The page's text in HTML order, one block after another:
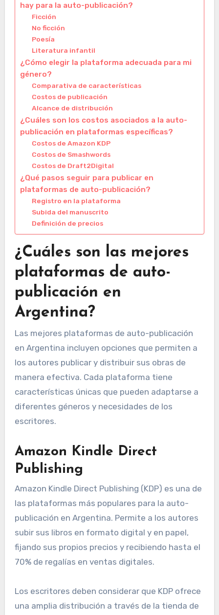
hay para la auto-publicación?
Ficción
No ficción
Poesía
Literatura infantil
¿Cómo elegir la plataforma adecuada para mi
género?
Comparativa de características
Costos de publicación
Alcance de distribución
¿Cuáles son los costos asociados a la auto-
publicación en plataformas específicas?
Costos de Amazon KDP
Costos de Smashwords
Costos de Draft2Digital
¿Qué pasos seguir para publicar en
plataformas de auto-publicación?
Registro en la plataforma
Subida del manuscrito
Definición de precios
¿Cuáles son las mejores
plataformas de auto-
publicación en
Argentina?
Las mejores plataformas de auto-publicación
en Argentina incluyen opciones que permiten a
los autores publicar y distribuir sus obras de
manera efectiva. Cada plataforma tiene
características únicas que pueden adaptarse a
diferentes géneros y necesidades de los
escritores.
Amazon Kindle Direct
Publishing
Amazon Kindle Direct Publishing (KDP) es una de
las plataformas más populares para la auto-
publicación en Argentina. Permite a los autores
subir sus libros en formato digital y en papel,
fijando sus propios precios y recibiendo hasta el
70% de regalías en ventas digitales.
Los escritores deben considerar que KDP ofrece
una amplia distribución a través de la tienda de